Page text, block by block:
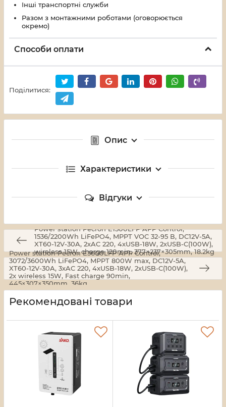
Інші транспортні служби
Разом з монтажними роботами (оговорюється
окремо)
Способи оплати
Поділитися:
Опис
Характеристики
Відгуки
Power station Pecron E1500LFP APP Control,
1536/2200Wh LiFePO4, MPPT VOC 32-95 В, DC12V-5A,
XT60-12V-30A, 2хAC 220, 4xUSB-18W, 2хUSB-C(100W),
wireless 15W, charge 120min, 377×237×305mm, 18.2kg
Power station Pecron E3600LFP APP Control,
3072/3600Wh LiFePO4, MPPT 800W max, DC12V-5A,
XT60-12V-30A, 3хAC 220, 4xUSB-18W, 2хUSB-C(100W),
2x wireless 15W, Fast charge 90min,
445×307×350mm, 36kg
Рекомендовані товари